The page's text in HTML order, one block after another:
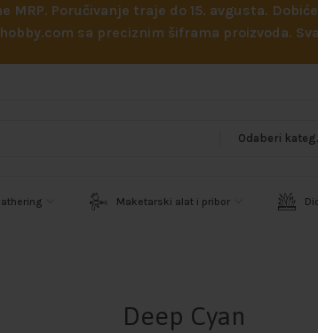
Poručivanje traje do 15. avgusta.
sa preciznim šiframa proizvoda.
Maketarski alat i pribor
Deep Cyan